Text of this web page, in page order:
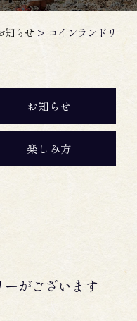
知らせ > コインランドリ
お知らせ
楽しみ方
ーがございます